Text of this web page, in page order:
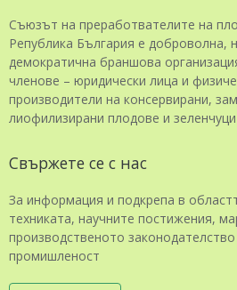
Съюзът на преработвателите на
Република България е доброволна,
демократична браншова
членове – юридически лица и
производители на консервирани,
лиофилизирани плодове и зеленчуци
Свържете се с нас
За информация и подкрепа в
техниката, научните постижения,
производственото
промишленост